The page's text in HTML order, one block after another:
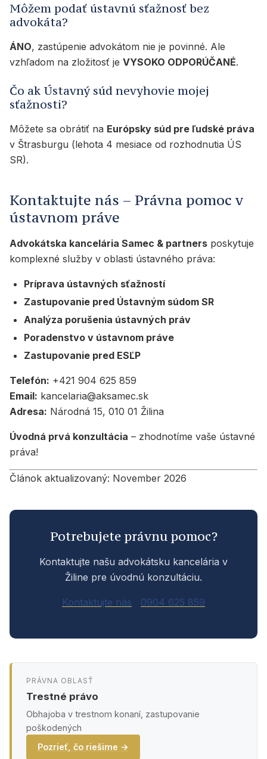
Môžem podať ústavnú sťažnosť bez
advokáta?
ÁNO, zastúpenie advokátom nie je povinné. Ale
vzhľadom na zložitosť je VYSOKO ODPORÚČANÉ.
Čo ak Ústavný súd nevyhovie mojej
sťažnosti?
Môžete sa obrátiť na Európsky súd pre ľudské práva
v Štrasburgu (lehota 4 mesiace od rozhodnutia ÚS
SR).
Kontaktujte nás – Právna pomoc v
ústavnom práve
Advokátska kancelária Samec & partners poskytuje
komplexné služby v oblasti ústavného práva:
Príprava ústavných sťažností
Zastupovanie pred Ústavným súdom SR
Analýza porušenia ústavných práv
Poradenstvo v ústavnom práve
Zastupovanie pred ESĽP
Telefón: +421 904 625 859
Email: kancelaria@aksamec.sk
Adresa: Národná 15, 010 01 Žilina
Úvodná prvá konzultácia – zhodnotíme vaše ústavné
práva!
Článok aktualizovaný: November 2026
Potrebujete právnu pomoc?
Kontaktujte našu advokátsku kancelária v
Žiline pre úvodnú konzultáciu.
Kontaktujte nás 0904 625 859
PRÁVNA OBLASŤ
Trestné právo
Obhajoba v trestnom konaní, zastupovanie
poškodených
Pozrieť, čo riešime →